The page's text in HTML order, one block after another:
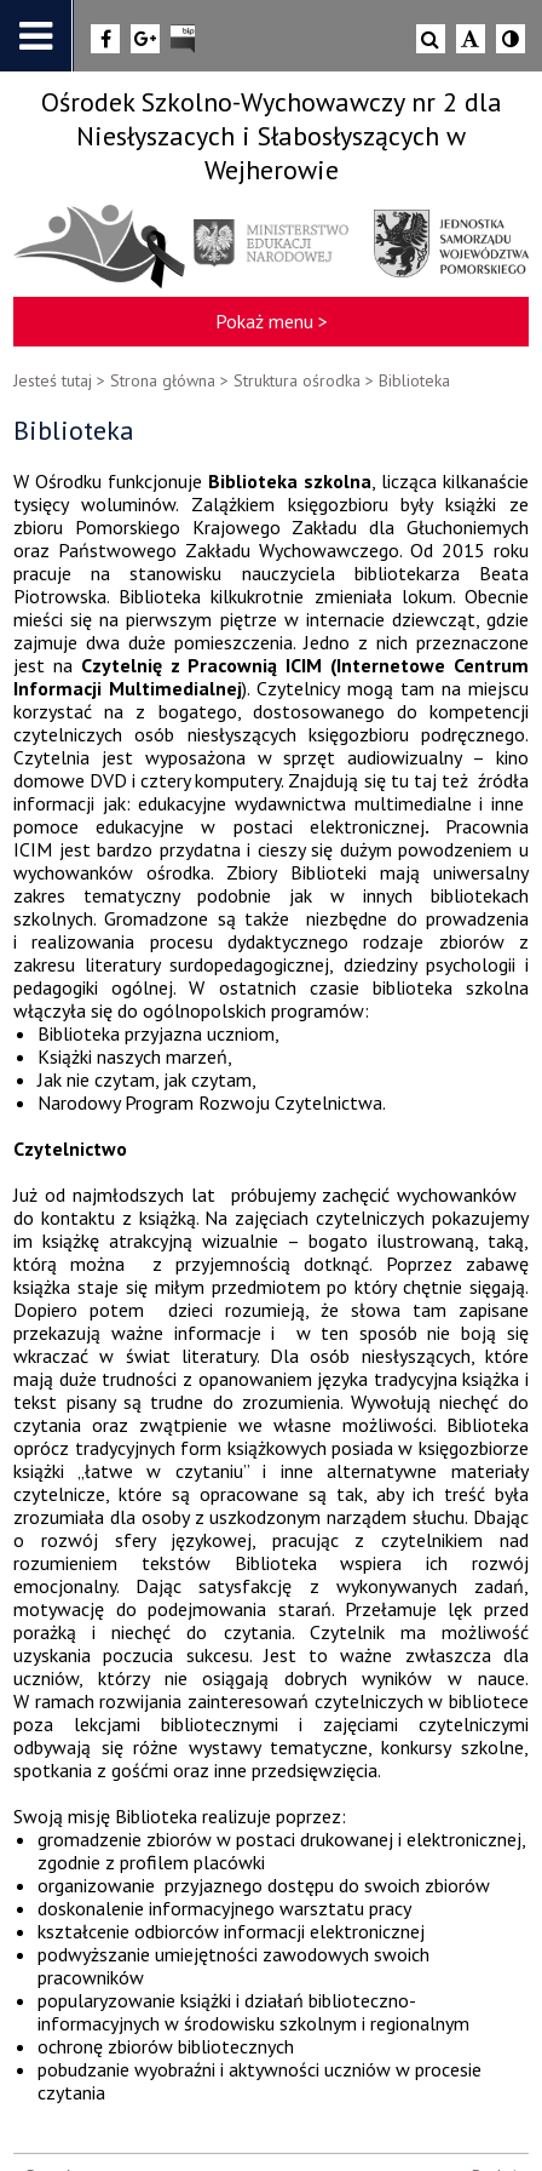
Ośrodek Szkolno-Wychowawczy nr 2 dla
Niesłyszacych i Słabosłyszących w
Wejherowie
Pokaż menu >
Jesteś tutaj >Strona główna >Struktura ośrodka >Biblioteka
Biblioteka
W Ośrodku funkcjonuje Biblioteka szkolna, licząca kilkanaście
tysięcy woluminów. Zalążkiem księgozbioru były książki ze
zbioru Pomorskiego Krajowego Zakładu dla Głuchoniemych
oraz Państwowego Zakładu Wychowawczego. Od 2015 roku
pracuje na stanowisku nauczyciela bibliotekarza Beata
Piotrowska. Biblioteka kilkukrotnie zmieniała lokum. Obecnie
mieści się na pierwszym piętrze w internacie dziewcząt, gdzie
zajmuje dwa duże pomieszczenia. Jedno z nich przeznaczone
jest na Czytelnię z Pracownią ICIM (Internetowe Centrum
Informacji Multimedialnej). Czytelnicy mogą tam na miejscu
korzystać na z bogatego, dostosowanego do kompetencji
czytelniczych osób niesłyszących księgozbioru podręcznego.
Czytelnia jest wyposażona w sprzęt audiowizualny – kino
domowe DVD i cztery komputery. Znajdują się tu taj też źródła
informacji jak: edukacyjne wydawnictwa multimedialne i inne
pomoce edukacyjne w postaci elektronicznej. Pracownia
ICIM jest bardzo przydatna i cieszy się dużym powodzeniem u
wychowanków ośrodka. Zbiory Biblioteki mają uniwersalny
zakres tematyczny podobnie jak w innych bibliotekach
szkolnych. Gromadzone są także niezbędne do prowadzenia
i realizowania procesu dydaktycznego rodzaje zbiorów z
zakresu literatury surdopedagogicznej, dziedziny psychologii i
pedagogiki ogólnej. W ostatnich czasie biblioteka szkolna
włączyła się do ogólnopolskich programów:
Biblioteka przyjazna uczniom,
Książki naszych marzeń,
Jak nie czytam, jak czytam,
Narodowy Program Rozwoju Czytelnictwa.
Czytelnictwo
Już od najmłodszych lat próbujemy zachęcić wychowanków
do kontaktu z książką. Na zajęciach czytelniczych pokazujemy
im książkę atrakcyjną wizualnie – bogato ilustrowaną, taką,
którą można z przyjemnością dotknąć. Poprzez zabawę
książka staje się miłym przedmiotem po który chętnie sięgają.
Dopiero potem dzieci rozumieją, że słowa tam zapisane
przekazują ważne informacje i w ten sposób nie boją się
wkraczać w świat literatury. Dla osób niesłyszących, które
mają duże trudności z opanowaniem języka tradycyjna książka i
tekst pisany są trudne do zrozumienia. Wywołują niechęć do
czytania oraz zwątpienie we własne możliwości. Biblioteka
oprócz tradycyjnych form książkowych posiada w księgozbiorze
książki „łatwe w czytaniu” i inne alternatywne materiały
czytelnicze, które są opracowane są tak, aby ich treść była
zrozumiała dla osoby z uszkodzonym narządem słuchu. Dbając
o rozwój sfery językowej, pracując z czytelnikiem nad
rozumieniem tekstów Biblioteka wspiera ich rozwój
emocjonalny. Dając satysfakcję z wykonywanych zadań,
motywację do podejmowania starań. Przełamuje lęk przed
porażką i niechęć do czytania. Czytelnik ma możliwość
uzyskania poczucia sukcesu. Jest to ważne zwłaszcza dla
uczniów, którzy nie osiągają dobrych wyników w nauce.
W ramach rozwijania zainteresowań czytelniczych w bibliotece
poza lekcjami bibliotecznymi i zajęciami czytelniczymi
odbywają się różne wystawy tematyczne, konkursy szkolne,
spotkania z gośćmi oraz inne przedsięwzięcia.
Swoją misję Biblioteka realizuje poprzez:
gromadzenie zbiorów w postaci drukowanej i elektronicznej,
zgodnie z profilem placówki
organizowanie przyjaznego dostępu do swoich zbiorów
doskonalenie informacyjnego warsztatu pracy
kształcenie odbiorców informacji elektronicznej
podwyższanie umiejętności zawodowych swoich
pracowników
popularyzowanie książki i działań biblioteczno-
informacyjnych w środowisku szkolnym i regionalnym
ochronę zbiorów bibliotecznych
pobudzanie wyobraźni i aktywności uczniów w procesie
czytania